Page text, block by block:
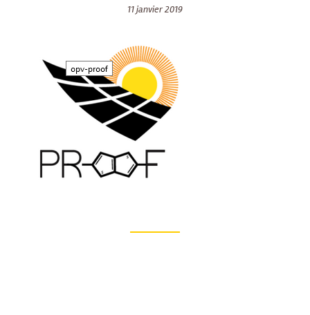
11 janvier 2019